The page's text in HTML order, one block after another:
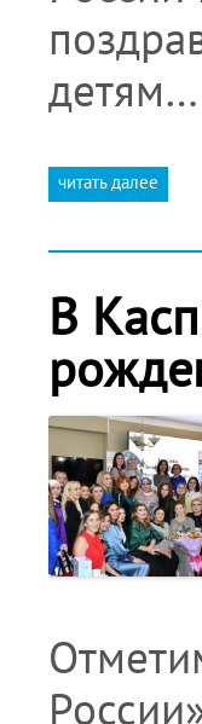
детям…
читать далее
В